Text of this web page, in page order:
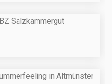
Salzkammergut
in Altmünster